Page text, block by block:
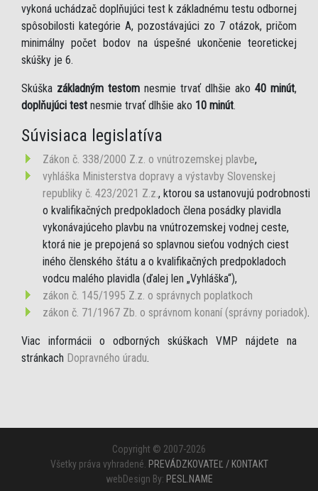
vykoná uchádzač doplňujúci test k základnému testu odbornej
spôsobilosti kategórie A, pozostávajúci zo 7 otázok, pričom
minimálny počet bodov na úspešné ukončenie teoretickej
skúšky je 6.
Skúška základným testom nesmie trvať dlhšie ako 40 minút,
doplňujúci test nesmie trvať dlhšie ako 10 minút.
Súvisiaca legislatíva
Zákon č. 338/2000 Z.z. o vnútrozemskej plavbe,
vyhláška Ministerstva dopravy a výstavby Slovenskej
republiky č. 423/2021 Z.z., ktorou sa ustanovujú podrobnosti
o kvalifikačných predpokladoch člena posádky plavidla
vykonávajúceho plavbu na vnútrozemskej vodnej ceste,
ktorá nie je prepojená so splavnou sieťou vodných ciest
iného členského štátu a o kvalifikačných predpokladoch
vodcu malého plavidla (ďalej len „Vyhláška“),
zákon č. 145/1995 Z.z. o správnych poplatkoch
zákon č. 71/1967 Zb. o správnom konaní (správny poriadok).
Viac informácii o odborných skúškach VMP nájdete na
stránkach Dopravného úradu.
Copyright © 2007-2026
Všetky práva vyhradené. PREVÁDZKOVATEĽ / KONTAKT
webDesign By: PESL.NAME